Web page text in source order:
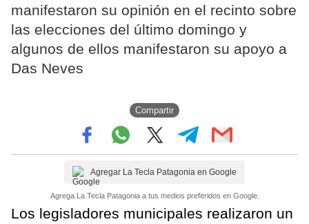
manifestaron su opinión en el recinto sobre
las elecciones del último domingo y
algunos de ellos manifestaron su apoyo a
Das Neves
Compartir
Agregar La Tecla Patagonia en Google
Agrega La Tecla Patagonia a tus medios preferidos en Google.
Los legisladores municipales realizaron un